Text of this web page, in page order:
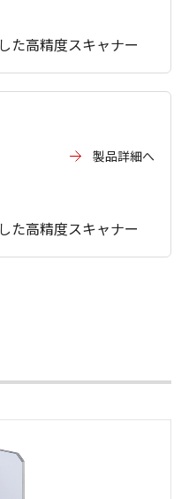
た高精度スキャナー
製品詳細へ
た高精度スキャナー